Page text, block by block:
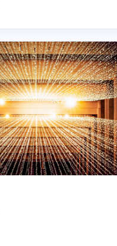
六月 2022
3篇